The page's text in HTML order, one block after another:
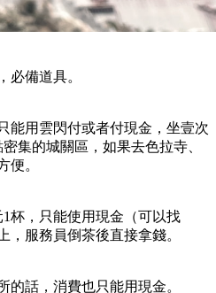
必備道具。
能用雲閃付或者付現金，坐壹次
集的城關區，如果去色拉寺、
便。
杯，只能使用現金（可以找
，服務員倒茶後直接拿錢。
的話，消費也只能用現金。